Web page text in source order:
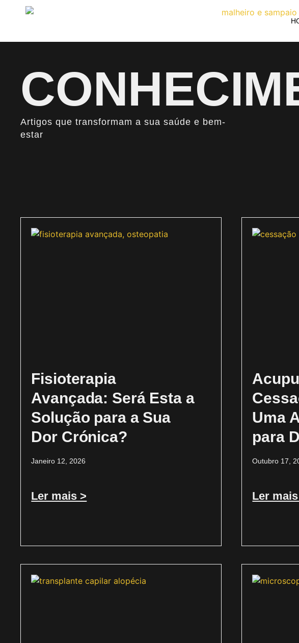
Artigos que transformam a sua saúde e bem-
estar
Fisioterapia
Avançada: Será Esta a
Solução para a Sua
Dor Crónica?
Janeiro 12, 2026
Ler mais >
Uma
para
Outubro 17,
Ler